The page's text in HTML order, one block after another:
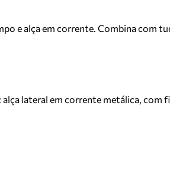
e alça em corrente. Combina com
lateral em corrente metálica, com